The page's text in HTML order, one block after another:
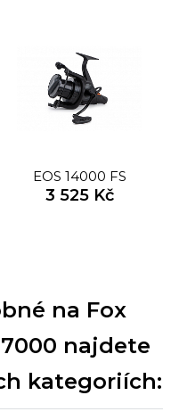
EOS 14000 FS
3 525 Kč
na Fox
najdete
kategoriích: